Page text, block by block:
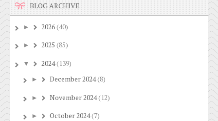
BLOG ARCHIVE
► 2026(40)
► 2025 (85)
▼ 2024(139)
► December 2024(8)
► November 2024(12)
► October 2024(7)